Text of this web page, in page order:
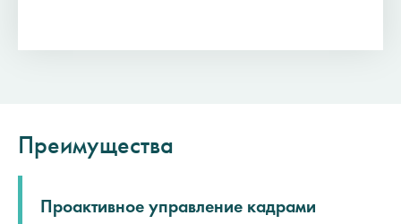
Преимущества
Проактивное управление кадрами